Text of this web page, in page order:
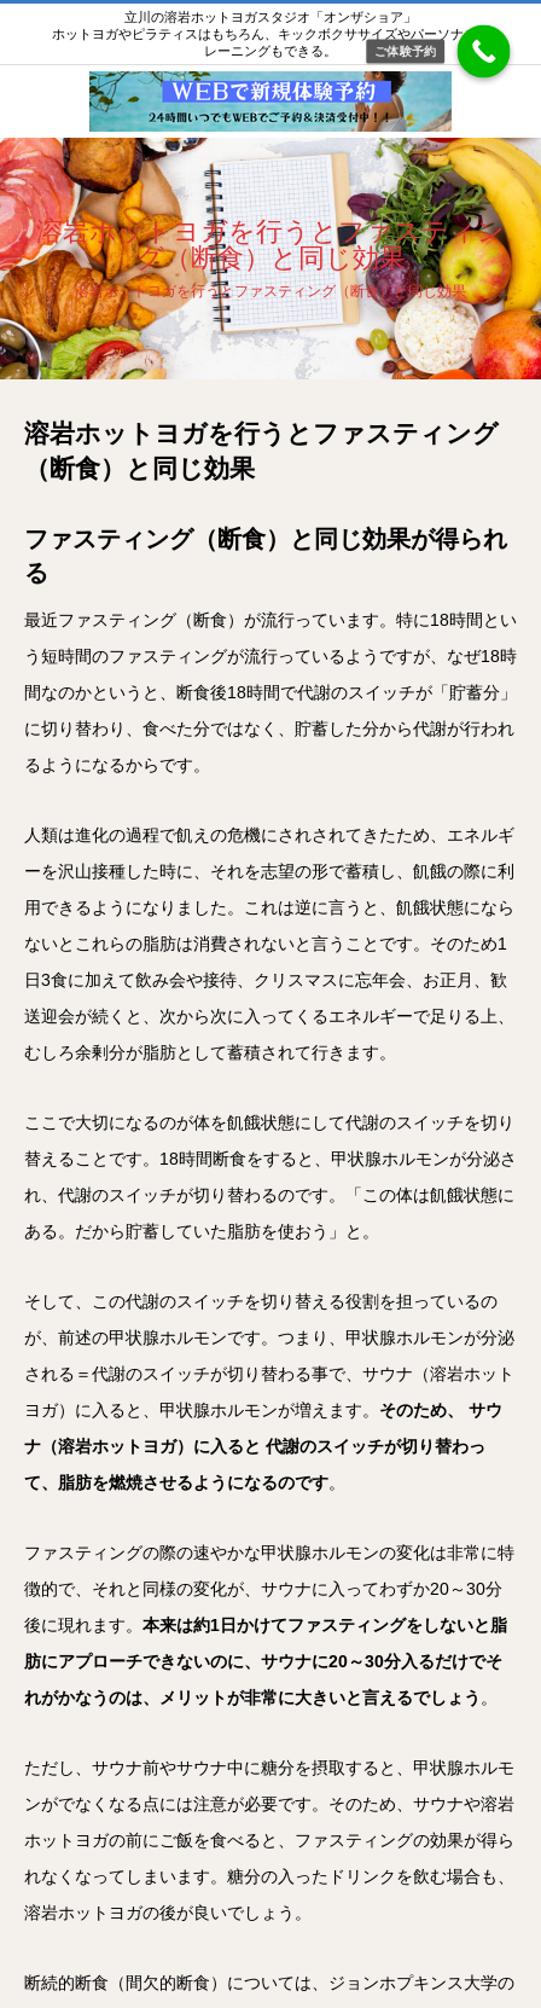
立川の溶岩ホットヨガスタジオ「オンザショア」
ホットヨガやピラティスはもちろん、キックボクササイズやパーソナルト
レーニングもできる。
溶岩ホットヨガを行うとファスティン
グ（断食）と同じ効果
溶岩ホットヨガを行うとファスティング（断食）と同じ効果
溶岩ホットヨガを行うとファスティング
（断食）と同じ効果
ファスティング（断食）と同じ効果が得られ
る
最近ファスティング（断食）が流行っています。特に18時間とい
う短時間のファスティングが流行っているようですが、なぜ18時
間なのかというと、断食後18時間で代謝のスイッチが「貯蓄分」
に切り替わり、食べた分ではなく、貯蓄した分から代謝が行われ
るようになるからです。
人類は進化の過程で飢えの危機にされされてきたため、エネルギ
ーを沢山接種した時に、それを志望の形で蓄積し、飢餓の際に利
用できるようになりました。これは逆に言うと、飢餓状態になら
ないとこれらの脂肪は消費されないと言うことです。そのため1
日3食に加えて飲み会や接待、クリスマスに忘年会、お正月、歓
送迎会が続くと、次から次に入ってくるエネルギーで足りる上、
むしろ余剰分が脂肪として蓄積されて行きます。
ここで大切になるのが体を飢餓状態にして代謝のスイッチを切り
替えることです。18時間断食をすると、甲状腺ホルモンが分泌さ
れ、代謝のスイッチが切り替わるのです。「この体は飢餓状態に
ある。だから貯蓄していた脂肪を使おう」と。
そして、この代謝のスイッチを切り替える役割を担っているの
が、前述の甲状腺ホルモンです。つまり、甲状腺ホルモンが分泌
される＝代謝のスイッチが切り替わる事で、サウナ（溶岩ホット
ヨガ）に入ると、甲状腺ホルモンが増えます。 そのため、 サウ
ナ（溶岩ホットヨガ）に入ると 代謝のスイッチが切り替わっ
て、脂肪を燃焼させるようになるのです。
ファスティングの際の速やかな甲状腺ホルモンの変化は非常に特
徴的で、それと同様の変化が、サウナに入ってわずか20～30分
後に現れます。 本来は約1日かけてファスティングをしないと脂
肪にアプローチできないのに、サウナに20～30分入るだけでそ
れがかなうのは、メリットが非常に大きいと言えるでしょう 。
ただし、サウナ前やサウナ中に糖分を摂取すると、甲状腺ホルモ
ンがでなくなる点には注意が必要です。そのため、サウナや溶岩
ホットヨガの前にご飯を食べると、ファスティングの効果が得ら
れなくなってしまいます。糖分の入ったドリンクを飲む場合も、
溶岩ホットヨガの後が良いでしょう。
断続的断食（間欠的断食）については、ジョンホプキンス大学の
ご体験予約